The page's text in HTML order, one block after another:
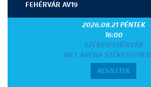
FEHÉRVÁR AV19
2026.08.21 PÉNTEK
16:00
SZÉKESFEHÉRVÁR
MET ARÉNA
RÉSZLETEK